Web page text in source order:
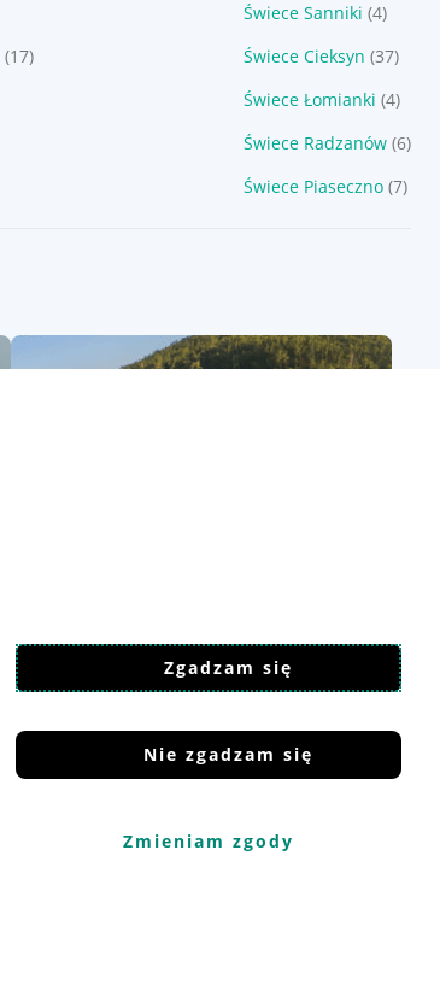
Zgadzam się
Nie zgadzam się
Zmieniam zgody
Świece Sanniki (4)
(17) Świece Cieksyn (37)
Świece Łomianki (4)
Świece Radzanów (6)
Świece Piaseczno (7)